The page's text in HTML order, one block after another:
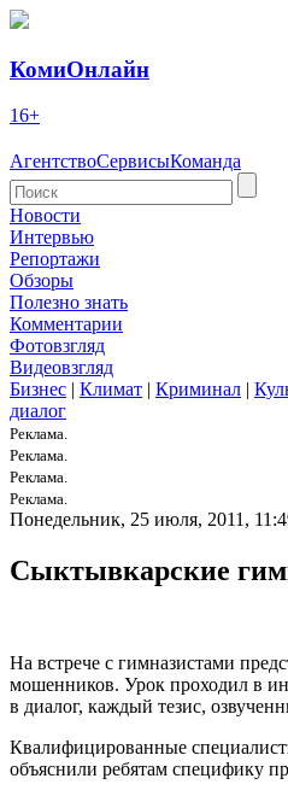
КомиОнлайн
16+
АгентствоСервисыКоманда
Новости
Интервью
Репортажи
Обзоры
Полезно знать
Комментарии
Фотовзгляд
Видеовзгляд
Бизнес | Климат | Криминал |
диалог
Реклама.
Реклама.
Реклама.
Реклама.
Понедельник, 25 июля, 2011,
Сыктывкарские
На встрече с гимназистами
мошенников. Урок проходил в
в диалог, каждый тезис,
Квалифицированные
объяснили ребятам специфику